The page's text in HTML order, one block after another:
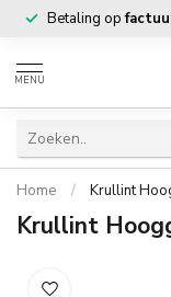
Betaling op
MENU
Home / Krullint
Krullint